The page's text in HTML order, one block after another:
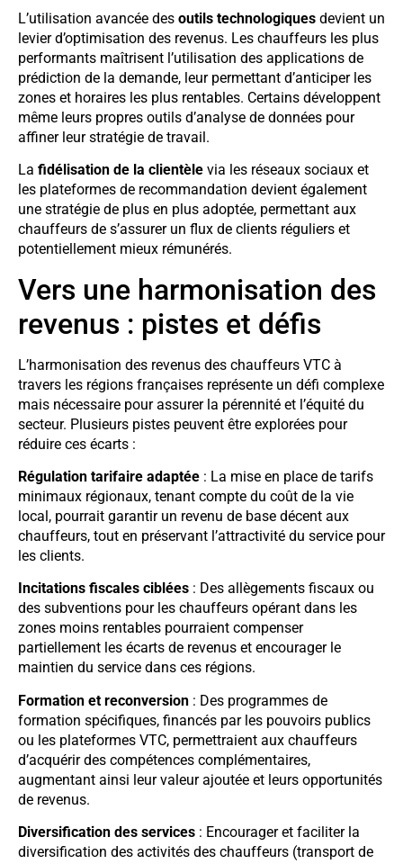
L’utilisation avancée des outils technologiques devient un
levier d’optimisation des revenus. Les chauffeurs les plus
performants maîtrisent l’utilisation des applications de
prédiction de la demande, leur permettant d’anticiper les
zones et horaires les plus rentables. Certains développent
même leurs propres outils d’analyse de données pour
affiner leur stratégie de travail.
La fidélisation de la clientèle via les réseaux sociaux et
les plateformes de recommandation devient également
une stratégie de plus en plus adoptée, permettant aux
chauffeurs de s’assurer un flux de clients réguliers et
potentiellement mieux rémunérés.
Vers une harmonisation des
revenus : pistes et défis
L’harmonisation des revenus des chauffeurs VTC à
travers les régions françaises représente un défi complexe
mais nécessaire pour assurer la pérennité et l’équité du
secteur. Plusieurs pistes peuvent être explorées pour
réduire ces écarts :
Régulation tarifaire adaptée : La mise en place de tarifs
minimaux régionaux, tenant compte du coût de la vie
local, pourrait garantir un revenu de base décent aux
chauffeurs, tout en préservant l’attractivité du service pour
les clients.
Incitations fiscales ciblées : Des allègements fiscaux ou
des subventions pour les chauffeurs opérant dans les
zones moins rentables pourraient compenser
partiellement les écarts de revenus et encourager le
maintien du service dans ces régions.
Formation et reconversion : Des programmes de
formation spécifiques, financés par les pouvoirs publics
ou les plateformes VTC, permettraient aux chauffeurs
d’acquérir des compétences complémentaires,
augmentant ainsi leur valeur ajoutée et leurs opportunités
de revenus.
Diversification des services : Encourager et faciliter la
diversification des activités des chauffeurs (transport de